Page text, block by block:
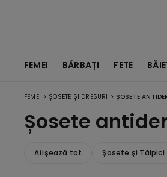
FEMEI BĂRBAȚI FETE
FEMEI > ȘOSETE ȘI DRESURI > ȘOSETE
Șosete
Afișează tot Șosete și Tălpici